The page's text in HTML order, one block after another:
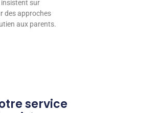
insistent sur
des approches
aux parents.
service